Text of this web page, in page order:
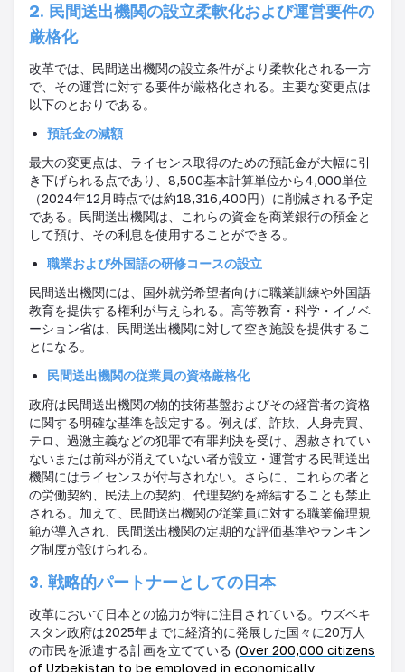
2. 民間送出機関の設立柔軟化および運営要件の
厳格化
改革では、民間送出機関の設立条件がより柔軟化される一方
で、その運営に対する要件が厳格化される。主要な変更点は
以下のとおりである。
預託金の減額
最大の変更点は、ライセンス取得のための預託金が大幅に引
き下げられる点であり、 8,500基本計算単位から4,000単位
（2024年12 月時点では約18,316,400円）に削減される予定
である。民間送出機関は、これらの資金を商業銀行の預金と
して預け、その利息を使用することができる。
職業および外国語の研修コースの設立
民間送出機関には、国外就労希望者向けに職業訓練や外国語
教育を提供する権利が与えられる。高等教育・科学・イノベ
ーション省は、民間送出機関に対して空き施設を提供するこ
とになる。
民間送出機関の従業員の資格厳格化
政府は民間送出機関の物的技術基盤およびその経営者の資格
に関する明確な基準を設定する。例えば、詐欺、人身売買、
テロ、過激主義などの犯罪で有罪判決を受け、恩赦されてい
ないまたは前科が消えていない者が設立・運営する民間送出
機関にはライセンスが付与されない。さらに、これらの者と
の労働契約、民法上の契約、代理契約を締結することも禁止
される。加えて、民間送出機関の従業員に対する職業倫理規
範が導入され、民間送出機関の定期的な評価基準やランキン
グ制度が設けられる。
3. 戦略的パートナーとしての日本
改革において日本との協力が特に注目されている。ウズベキ
スタン政府は2025年までに経済的に発展した国々に20万人
の市民を派遣する計画を立てている (Over 200,000 citizens
of Uzbekistan to be employed in economically